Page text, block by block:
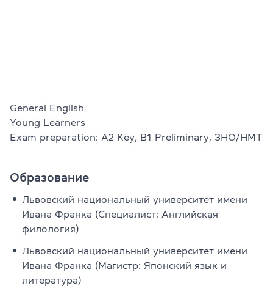
(044) 580 11 00
(098) 580 11 00
Посмотреть на Google Maps
General English
Young Learners
Exam preparation: A2 Key, B1 Preliminary, ЗНО/НМТ
Образование
Львовский национальный университет имени
Ивана Франка (Специалист: Английская
филология)
Львовский национальный университет имени
Ивана Франка (Магистр: Японский язык и
литература)